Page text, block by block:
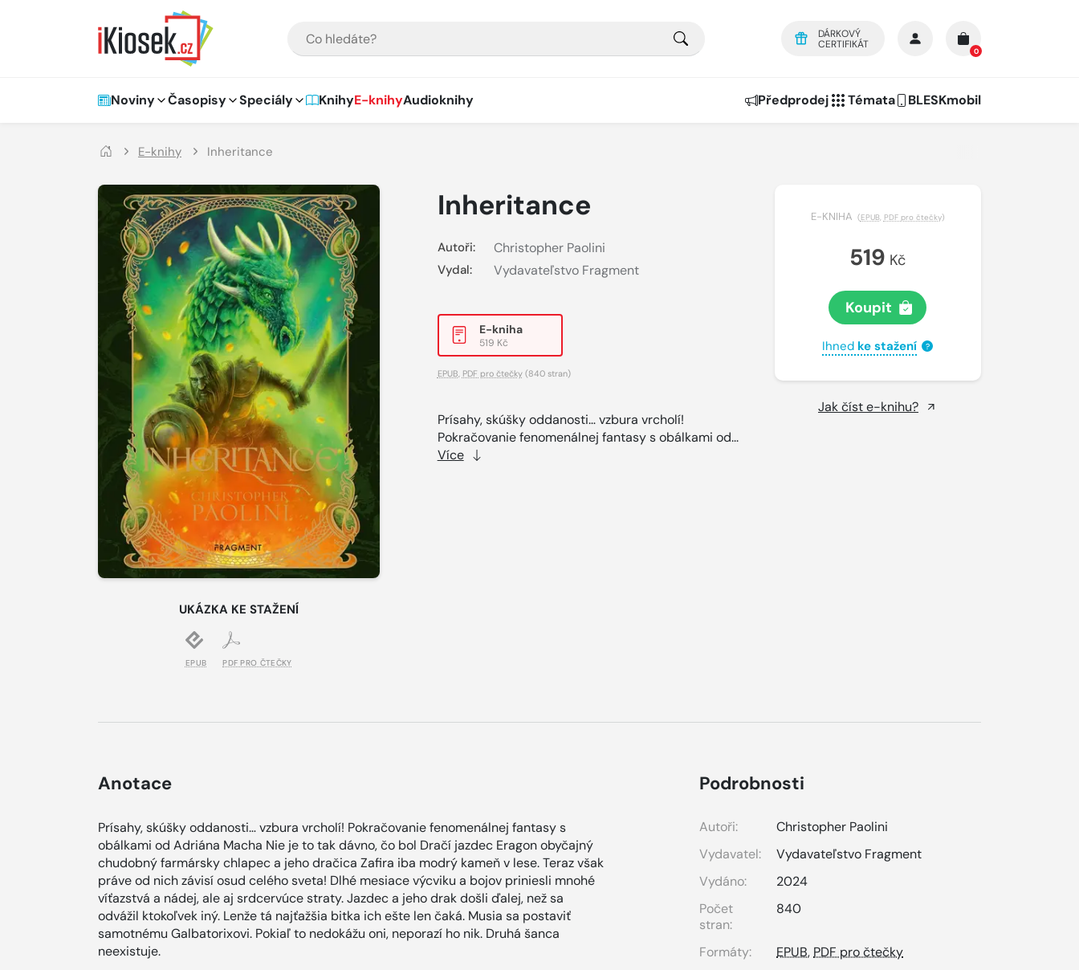
DÁRKOVÝ
CERTIFIKÁT
0
Hlavní navigace
Noviny Časopisy Speciály KnihyE-knihyAudioknihy Předprodej Témata BLESKmobil
E-knihy Inheritance
UKÁZKA KE STAŽENÍ
EPUB PDF PRO ČTEČKY
Inheritance
Autoři: Christopher Paolini
Vydal: Vydavateľstvo Fragment
E-kniha
519 Kč
EPUB PDF pro čtečky(840 stran)
Prísahy, skúšky oddanosti… vzbura vrcholí!
Pokračovanie fenomenálnej fantasy s obálkami od...
Více
E-KNIHA (EPUB, PDF pro čtečky)
519 Kč
Koupit
Ihned ke stažení ?
Jak číst e-knihu?
Anotace
Prísahy, skúšky oddanosti… vzbura vrcholí! Pokračovanie fenomenálnej fantasy s
obálkami od Adriána Macha Nie je to tak dávno, čo bol Dračí jazdec Eragon obyčajný
chudobný farmársky chlapec a jeho dračica Zafira iba modrý kameň v lese. Teraz však
práve od nich závisí osud celého sveta! Dlhé mesiace výcviku a bojov priniesli mnohé
víťazstvá a nádej, ale aj srdcervúce straty. Jazdec a jeho drak došli ďalej, než sa
odvážil ktokoľvek iný. Lenže tá najťažšia bitka ich ešte len čaká. Musia sa postaviť
samotnému Galbatorixovi. Pokiaľ to nedokážu oni, neporazí ho nik. Druhá šanca
neexistuje.
Podrobnosti
Autoři:
Christopher Paolini
Vydavatel:
Vydavateľstvo Fragment
Vydáno:
2024
Počet
stran:
840
Formáty: EPUB, PDF pro čtečky